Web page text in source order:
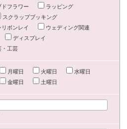
ドフラワー
ラッピング
スクラップブッキング
ボンレイ
ウェディング関連
ディスプレイ
・工芸
月曜日 火曜日
水曜日
金曜日 土曜日